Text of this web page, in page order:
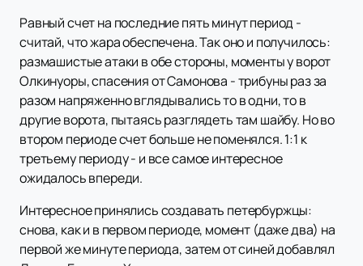
Равный счет на последние пять минут период -
считай, что жара обеспечена. Так оно и получилось:
размашистые атаки в обе стороны, моменты у ворот
Олкинуоры, спасения от Самонова - трибуны раз за
разом напряженно вглядывались то в одни, то в
другие ворота, пытаясь разглядеть там шайбу. Но во
втором периоде счет больше не поменялся. 1:1 к
третьему периоду - и все самое интересное
ожидалось впереди.
Интересное принялись создавать петербуржцы:
снова, как и в первом периоде, момент (даже два) на
первой же минуте периода, затем от синей добавлял